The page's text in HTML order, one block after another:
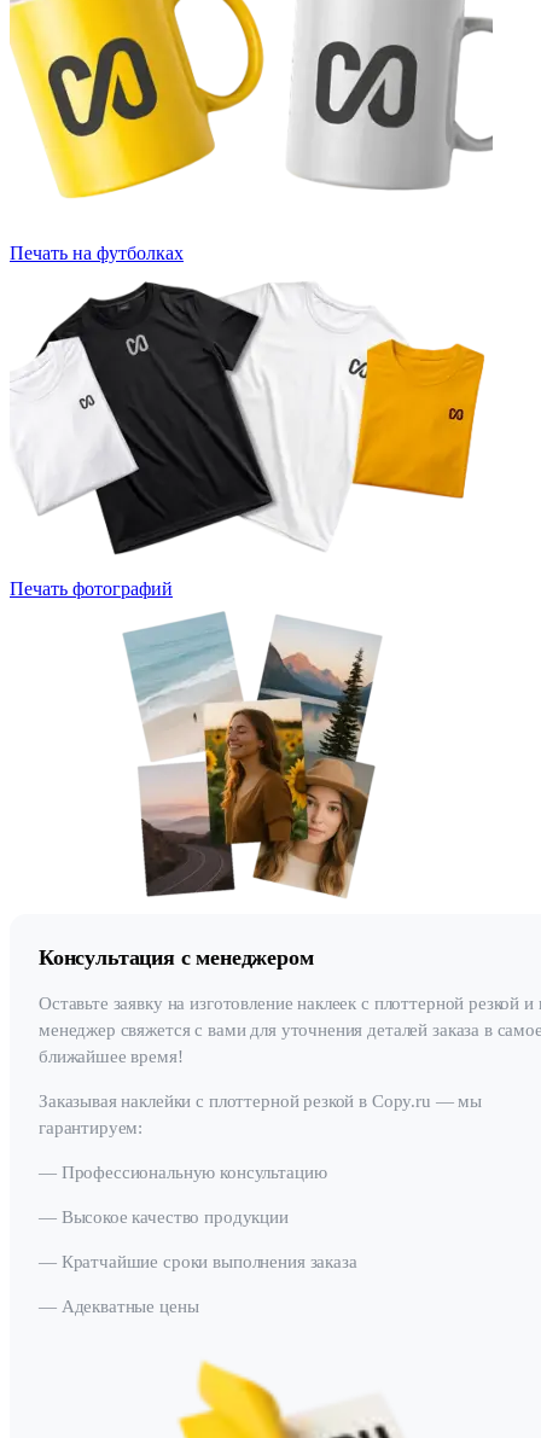
Печать на футболках
Печать фотографий
Консультация с менеджером
Оставьте заявку на изготовление наклеек с плоттерной резкой
менеджер свяжется с вами для уточнения деталей заказа в
ближайшее время!
Заказывая наклейки с плоттерной резкой в Copy.ru — мы
гарантируем:
— Профессиональную консультацию
— Высокое качество продукции
— Кратчайшие сроки выполнения заказа
— Адекватные цены